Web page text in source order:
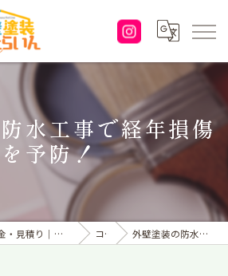
水工事で経年損傷
を予防！
愛知の外壁塗装｜料金・見積り｜塗り替えなら「株式会社To be innovation.」へ コラム 外壁塗装の防水工事で経年損傷を予防！